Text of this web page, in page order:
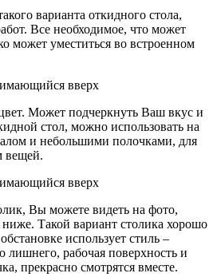
варианта откидного стола,
Все необходимое, что может
может уместиться во встроенном
Может подчеркнуть Ваш вкус и
стол, можно использовать на
и небольшими полочками, для
вещей.
Вы можете видеть на фото,
Такой вариант столика хорошо
использует стиль –
лишнего, рабочая поверхность и
прекрасно смотрятся вместе.